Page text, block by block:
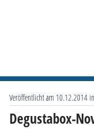
Veröffentlicht am 10.12.2014
Degustabox-